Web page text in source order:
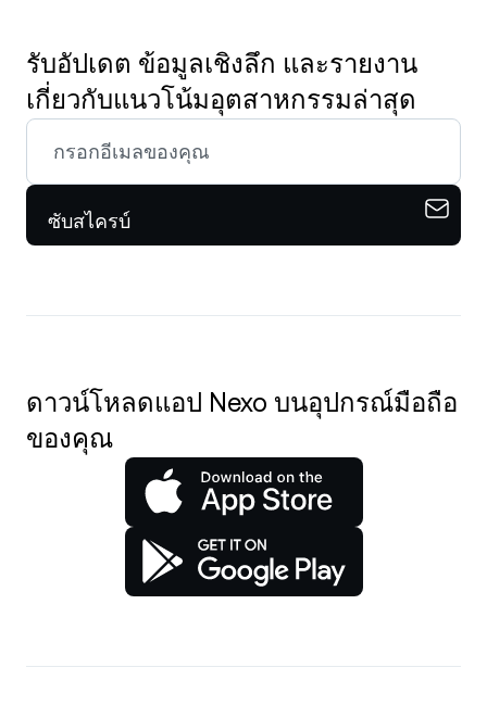
รับอัปเดต ข้อมูลเชิงลึก และรายงาน
เกี่ยวกับแนวโน้มอุตสาหกรรมล่าสุด
ซับสไครบ์
ดาวน์โหลดแอป Nexo บนอุปกรณ์มือถือ
ของคุณ